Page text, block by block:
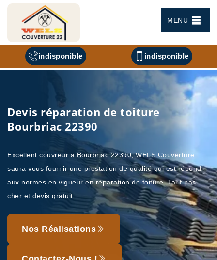
MENU
indisponible indisponible
Devis réparation de toiture
Bourbriac 22390
Excellent couvreur à Bourbriac 22390, WELS Couverture
saura vous fournir une prestation de qualité qui est répond
aux normes en vigueur en réparation de toiture. Tarif pas
cher et devis gratuit
Nos Réalisations